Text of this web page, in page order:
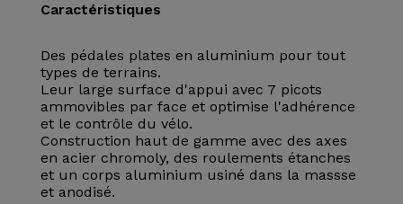
Caractéristiques
Des pédales plates en aluminium pour tout
types de terrains.
Leur large surface d'appui avec 7 picots
ammovibles par face et optimise l'adhérence
et le contrôle du vélo.
Construction haut de gamme avec des axes
en acier chromoly, des roulements étanches
et un corps aluminium usiné dans la massse
et anodisé.